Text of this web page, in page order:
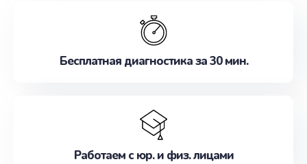
наилучшим образом. Не медлите записаться на
Бесплатная диагностика за 30 мин.
Работаем с юр. и физ. лицами